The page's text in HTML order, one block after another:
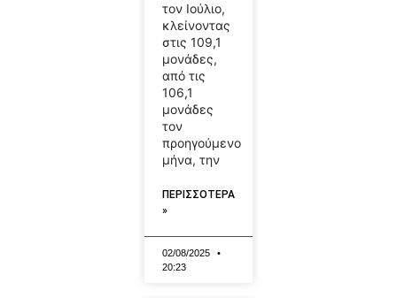
τον Ιούλιο,
κλείνοντας
στις 109,1
μονάδες,
από τις
106,1
μονάδες
τον
προηγούμενο
μήνα, την
ΠΕΡΙΣΣΟΤΕΡΑ
»
02/08/2025
20:23